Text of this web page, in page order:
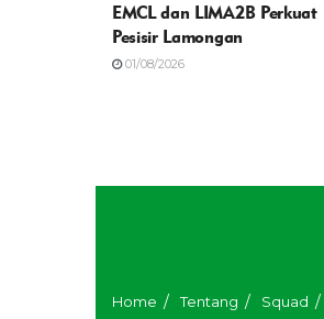
EMCL dan LIMA2B Perkuat
Pesisir Lamongan
01/08/2026
Home Tentang Squad